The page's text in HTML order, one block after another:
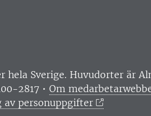
Sverige. Huvudorter är
2817 • Om
av personuppgifter